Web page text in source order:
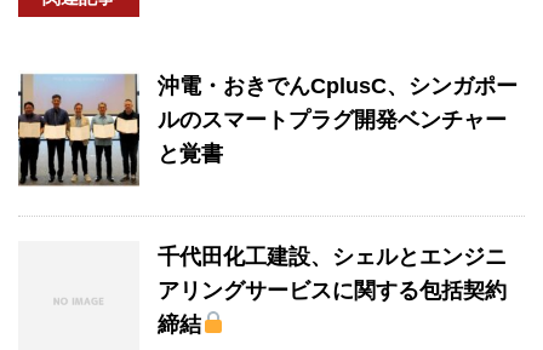
沖電・おきでんCplusC、シンガポー
ルのスマートプラグ開発ベンチャー
と覚書
千代田化工建設、シェルとエンジニ
アリングサービスに関する包括契約
締結